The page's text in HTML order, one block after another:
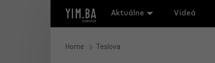
Aktuálne Videá
Home Teslova